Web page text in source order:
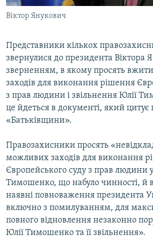
ПОДКАСТИ
РУС
УКР
КТАТ
ДОЛУЧАЙСЯ!
Усі сайти RFE/RL
Віктор Янукович
Представники кількох
звернулися до президента Віктора
зверненням, в якому просять
заходів для виконання рішення
з прав людини і звільнення Юлії
це йдеться в документі, який цитує
«Батьківщини».
Правозахисники просять
можливих заходів для виконання
Європейського суду з прав людини
Тимошенко, що набуло чинності, й
наявні повноваження президента
включно з помилуванням, для
повного відновлення незаконно
Юлії Тимошенко та її звільнення».